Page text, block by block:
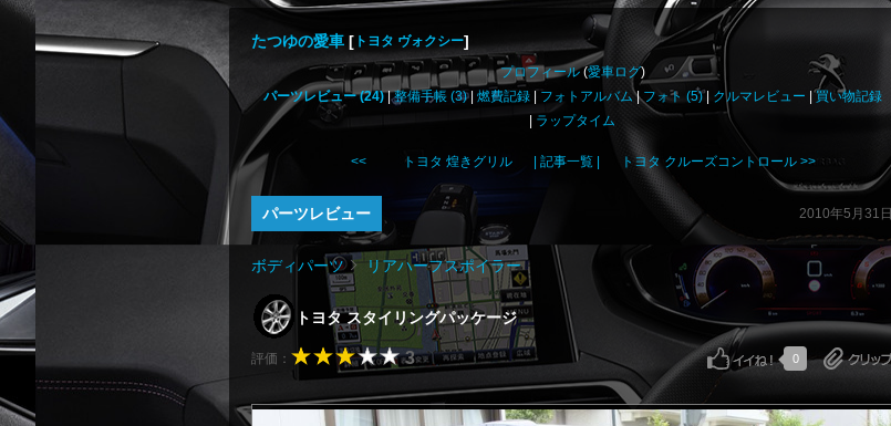
たつゆの愛車 [ トヨタ ヴォクシー]
プロフィール(愛車ログ)
パーツレビュー (24)|整備手帳 (3)| 燃費記録| フォトアルバム|フォト (5)| クルマレビュー |買い物記録
ラップタイム
<< トヨタ 煌きグリル | 記事一覧 | トヨタ クルーズコントロール >>
パーツレビュー 2010年5月31日
ボディパーツ リアハーフスポイラー
トヨタ スタイリングパッケージ
評価： 3 0